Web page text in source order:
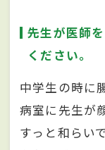
先生が医師
ください。
中学生の時に
病室に先生が
すっと和らい